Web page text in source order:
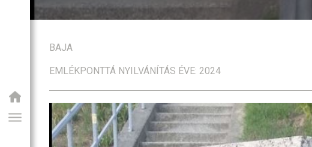
BAJA
EMLÉKPONTTÁ NYILVÁNÍTÁS ÉVE: 2024